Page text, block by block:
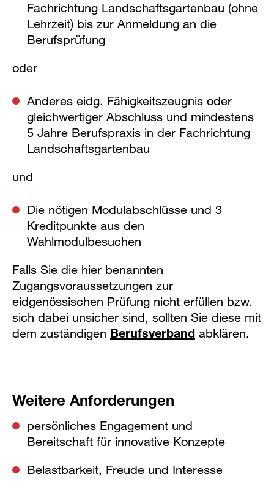
Fachrichtung Landschaftsgartenbau (ohne
Lehrzeit) bis zur Anmeldung an die
Berufsprüfung
oder
Anderes eidg. Fähigkeitszeugnis oder
gleichwertiger Abschluss und mindestens
5 Jahre Berufspraxis in der Fachrichtung
Landschaftsgartenbau
und
Die nötigen Modulabschlüsse und 3
Kreditpunkte aus den
Wahlmodulbesuchen
Falls Sie die hier benannten
Zugangsvoraussetzungen zur
eidgenössischen Prüfung nicht erfüllen bzw.
sich dabei unsicher sind, sollten Sie diese mit
dem zuständigen Berufsverband abklären.
Weitere Anforderungen
persönliches Engagement und
Bereitschaft für innovative Konzepte
Belastbarkeit, Freude und Interesse